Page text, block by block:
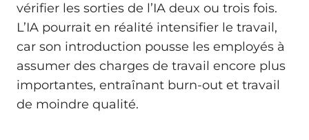
vérifier les sorties de l’IA deux ou trois fois.
L’IA pourrait en réalité intensifier le travail,
car son introduction pousse les employés à
assumer des charges de travail encore plus
importantes, entraînant burn-out et travail
de moindre qualité.